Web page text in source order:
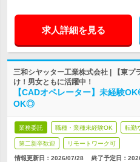
求人詳細を見る
三和シヤッター工業株式会社 | 【東プ
け！男女ともに活躍中！
【CADオペレーター】未経験
OK◎
業務委託 職種・業種未経験OK 転勤
第二新卒歓迎 リモートワーク可
情報更新日：2026/07/28 終了予定日：